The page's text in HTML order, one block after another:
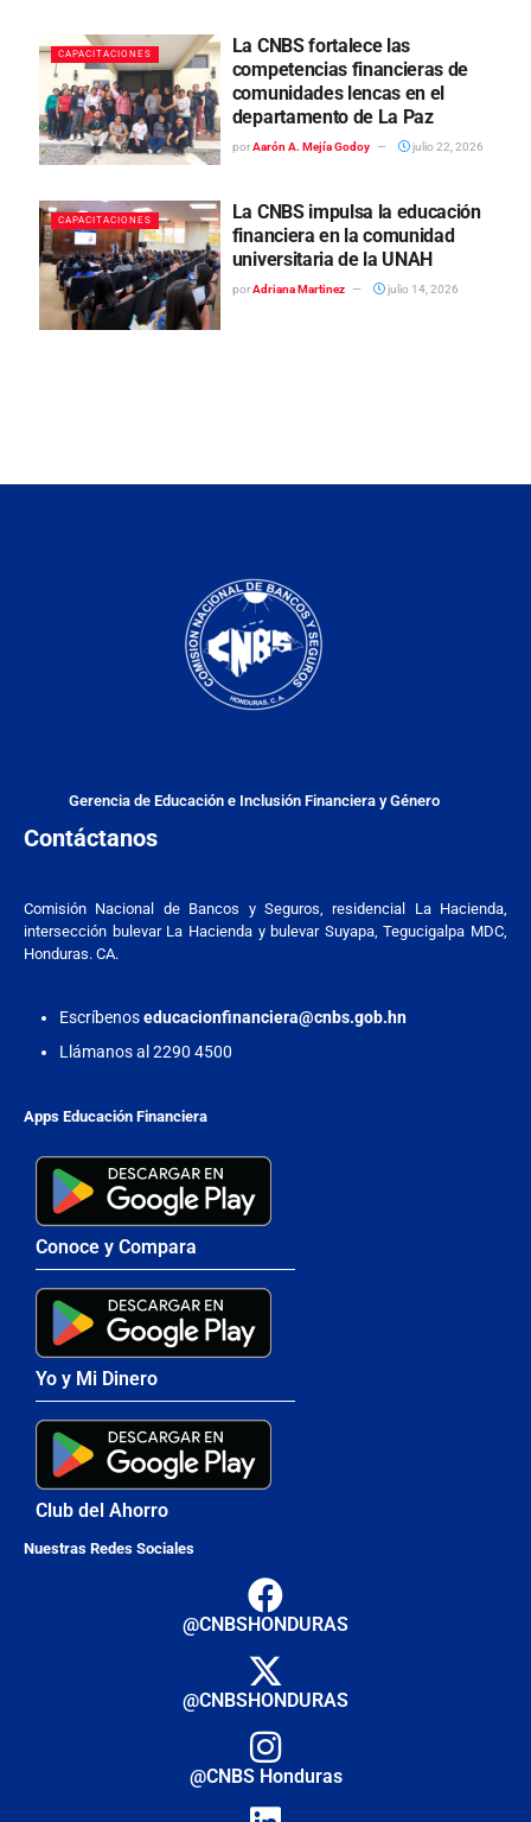
CAPACITACIONES
La CNBS fortalece las
competencias financieras de
comunidades lencas en el
departamento de La Paz
por Aarón A. Mejía Godoy julio 22, 2026
CAPACITACIONES
La CNBS impulsa la educación
financiera en la comunidad
universitaria de la UNAH
por Adriana Martinez julio 14, 2026
Gerencia de Educación e Inclusión Financiera y Género
Contáctanos
Comisión Nacional de Bancos y Seguros, residencial La Hacienda,
intersección bulevar La Hacienda y bulevar Suyapa, Tegucigalpa MDC,
Honduras. CA.
Escríbenoseducacionfinanciera@cnbs.gob.hn
Llámanos al 2290 4500
Apps Educación Financiera
Conoce y Compara
Yo y Mi Dinero
Club del Ahorro
Nuestras Redes Sociales
@CNBSHONDURAS
@CNBSHONDURAS
@CNBS Honduras